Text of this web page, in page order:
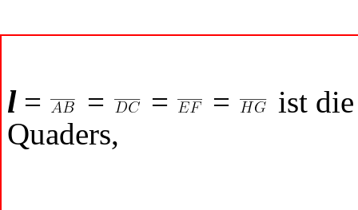
l= = = =
ist
Quaders,